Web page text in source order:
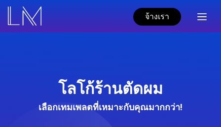
จ้างเรา
โลโก้ร้านตัดผม
เลือกเทมเพลตที่เหมาะกับคุณมากกว่า!